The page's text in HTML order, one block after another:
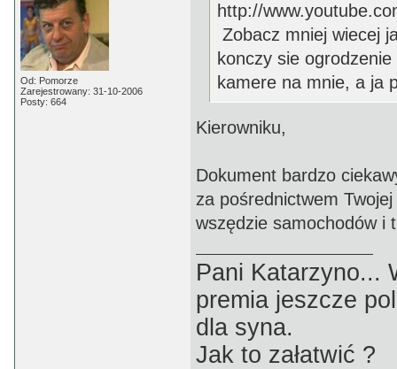
Od: Pomorze
Zarejestrowany: 31-10-2006
Posty: 664
http://
Zobacz mniej wiecej
konczy sie
kamere na mnie, a ja
Kierowniku,
Dokument bardzo
za pośrednictwem
wszędzie samochodów i
Pani Katarzyno...
premia jeszcze
dla syna.
Jak to załatwić ?